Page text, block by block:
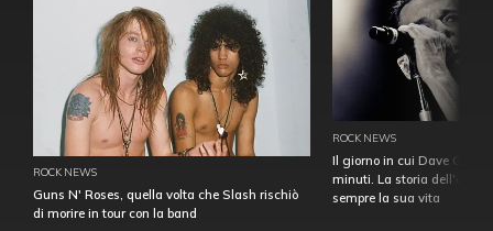
ROCK NEWS
Guns N' Roses, quella volta che Slash rischiò
di morire in tour con la band
ROCK NEWS
Il giorno in cui Dave
minuti. La storia
sempre la sua vita